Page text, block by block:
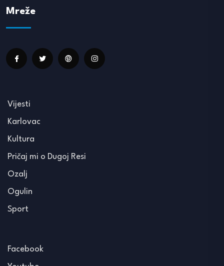
Mreže
Vijesti
Karlovac
Kultura
Pričaj mi o Dugoj Resi
Ozalj
Ogulin
Sport
Facebook